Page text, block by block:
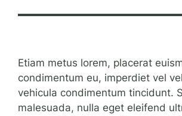
Etiam metus lorem, placerat
condimentum eu, imperdiet vel
vehicula condimentum tincidunt.
malesuada, nulla eget eleifend